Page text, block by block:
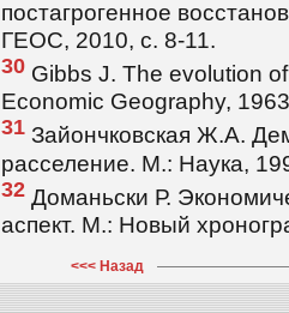
постагрогенное
ГЕОС, 2010, с. 8-11.
30 Gibbs J. The evolution
Economic Geography,
31 Зайончковская Ж.А.
расселение. М.: Наука,
32 Доманьски Р.
аспект. М.: Новый
<<< Назад